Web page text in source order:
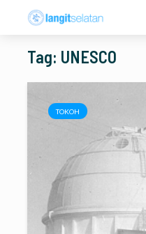
Tag: UNESCO
TOKOH